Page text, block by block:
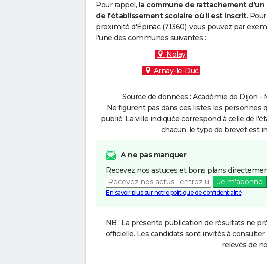
Pour rappel, la commune de rattachement
de l'établissement scolaire où il est inscrit.
proximité d'Épinac (71360), vous pouvez par
l'une des communes suivantes :
Nolay
Arnay-le-Duc
Source de données : Académie de Dijon
Ne figurent pas dans ces listes les personnes
publié. La ville indiquée correspond à celle de
chacun, le type de brevet est
A ne pas manquer
Recevez nos astuces et bons plans
Je m'abonne
En savoir plus sur notre politique de confidentialité
NB : La présente publication de résultats ne
officielle. Les candidats sont invités à
relevés de